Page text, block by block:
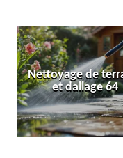
Nettoyage de
et dallage 64